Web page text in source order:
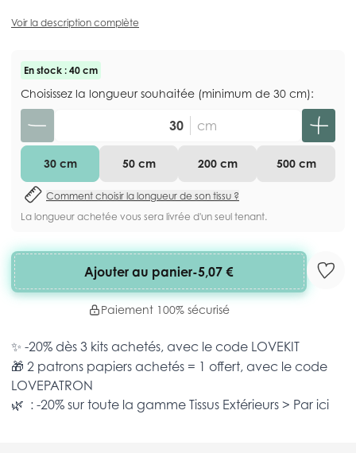
Voir la description complète
En stock : 40 cm
Choisissez la longueur souhaitée (minimum de 30 cm):
cm
30 cm 50 cm 200 cm 500 cm
Comment choisir la longueur de son tissu ?
La longueur achetée vous sera livrée d'un seul tenant.
Ajouter au panier-5,07 €
Paiement 100% sécurisé
✨ -20% dès 3 kits achetés, avec le code LOVEKIT
🎁 2 patrons papiers achetés = 1 offert, avec le code
LOVEPATRON
🌿 : -20% sur toute la gamme Tissus Extérieurs > Par ici